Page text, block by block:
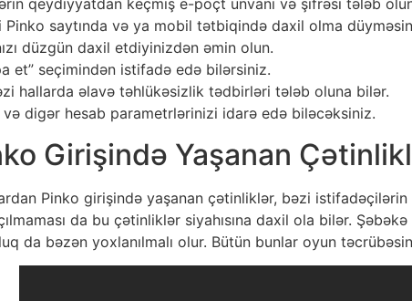
qeydiyyatdan keçmiş e-poçt ünvanı və şifrəsi tələb
saytında və ya mobil tətbiqində daxil olma düyməsini
düzgün daxil etdiyinizdən əmin olun.
et” seçimindən istifadə edə bilərsiniz.
hallarda əlavə təhlükəsizlik tədbirləri tələb oluna bilər.
və digər hesab parametrlərinizi idarə edə biləcəksiniz.
Girişində Yaşanan
Pinko girişində yaşanan çətinliklər, bəzi
da bu çətinliklər siyahısına daxil ola bilər. Şəbəkə
da bəzən yoxlanılmalı olur. Bütün bunlar oyun